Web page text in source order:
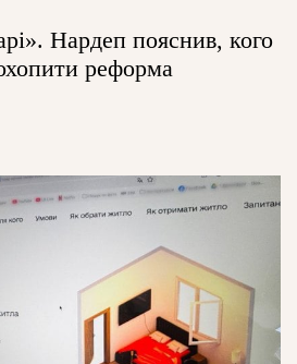
Нардеп пояснив, кого
реформа